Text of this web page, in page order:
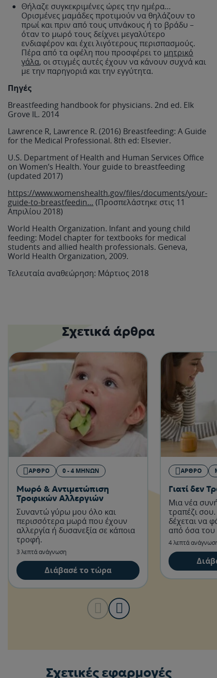
Θήλαζε συγκεκριμένες ώρες την ημέρα…
Ορισμένες μαμάδες προτιμούν να θηλάζουν το
πρωί και πριν από τους υπνάκους ή το βράδυ –
όταν το μωρό τους δείχνει μεγαλύτερο
ενδιαφέρον και έχει λιγότερους περισπασμούς.
Πέρα από τα οφέλη που προσφέρει το μητρικό
γάλα, οι στιγμές αυτές έχουν να κάνουν συχνά και
με την παρηγοριά και την εγγύτητα.
Πηγές
Breastfeeding handbook for physicians. 2nd ed. Elk
Grove IL. 2014
Lawrence R, Lawrence R. (2016) Breastfeeding: A Guide
for the Medical Professional. 8th ed: Elsevier.
U.S. Department of Health and Human Services Office
on Women’s Health. Your guide to breastfeeding
(updated 2017)
https://www.womenshealth.gov/files/documents/your-
guide-to-breastfeedin… (Προσπελάστηκε στις 11
Απριλίου 2018)
World Health Organization. Infant and young child
feeding: Model chapter for textbooks for medical
students and allied health professionals. Geneva,
World Health Organization, 2009.
Τελευταία αναθεώρηση: Μάρτιος 2018
Σχετικά άρθρα
ΆΡΘΡΟ 0 - 4 ΜΗΝΏΝ
Μωρό & Αντιμετώπιση
Τροφικών Αλλεργιών
Συναντώ γύρω μου όλο και
περισσότερα μωρά που έχουν
αλλεργία ή δυσανεξία σε κάποια
τροφή.
3 λεπτά ανάγνωση
Διάβασέ το τώρα
ΆΡΘΡΟ
Γιατί δεν
Μια νέα
τραπέζι
δέχεται να
από όσα του
υπάρχει
4 λεπτά
Σχετικές εφαρμογές